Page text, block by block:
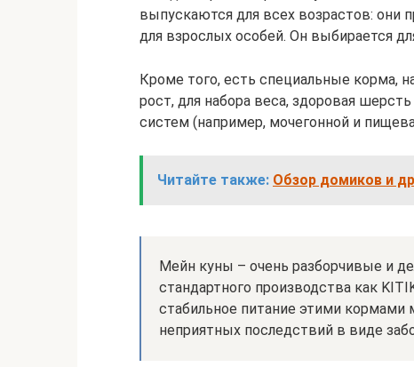
выпускаются для всех возрастов: они
для взрослых особей. Он выбирается
Кроме того, есть специальные корма,
рост, для набора веса, здоровая
систем (например, мочегонной и
Читайте также: Обзор домиков и
Мейн куны – очень разборчивые и
стандартного производства как
стабильное питание этими
неприятных последствий в виде